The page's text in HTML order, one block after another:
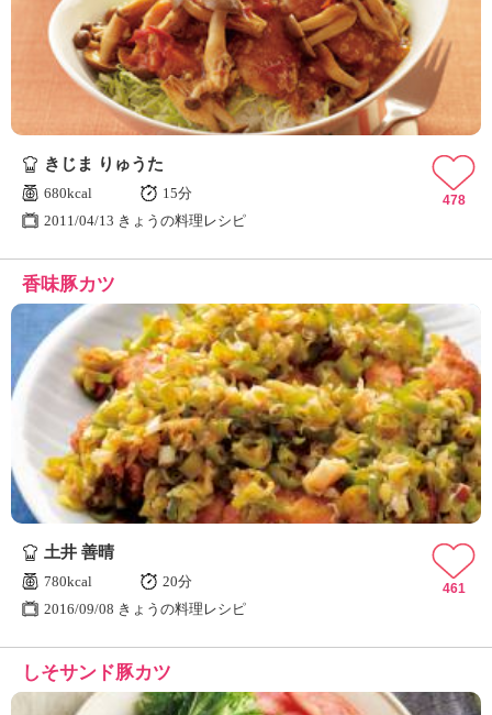
きじま りゅうた
680kcal
15分
2011/04/13 きょうの料理レシピ
478
香味豚カツ
土井 善晴
780kcal
20分
2016/09/08 きょうの料理レシピ
461
しそサンド豚カツ